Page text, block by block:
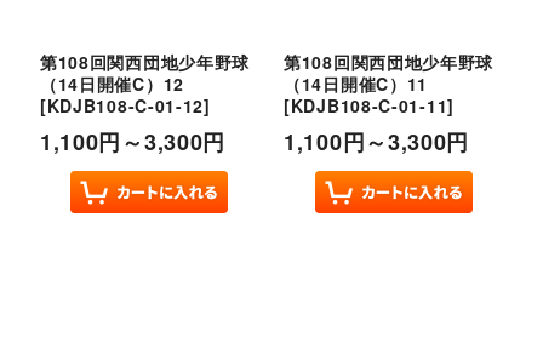
第108回関西団地少年野球
（14日開催C）12
[KDJB108-C-01-12]
1,100円～3,300円
第108回関西団地少年野球
（14日開催C）11
[KDJB108-C-01-11]
1,100円～3,300円